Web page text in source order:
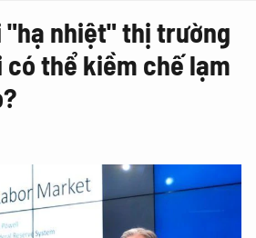
"hạ nhiệt" thị trường
có thể kiềm chế lạm